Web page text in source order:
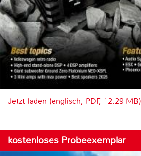
Jetzt laden (englisch, PDF, 12.29 MB)
kostenloses Probeexemplar